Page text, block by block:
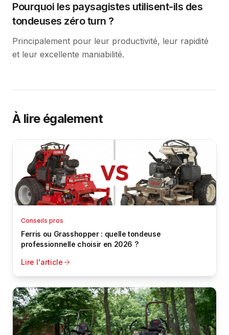
Pourquoi les paysagistes utilisent-ils des
tondeuses zéro turn ?
Principalement pour leur productivité, leur rapidité
et leur excellente maniabilité.
À lire également
Conseils pros
Ferris ou Grasshopper : quelle tondeuse
professionnelle choisir en 2026 ?
Lire l'article